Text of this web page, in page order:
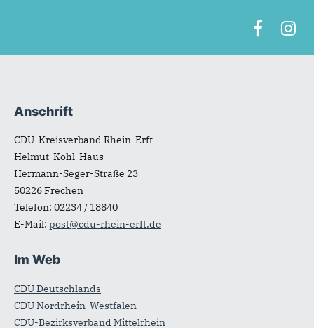
Fußbereich
Anschrift
CDU-Kreisverband Rhein-Erft
Helmut-Kohl-Haus
Hermann-Seger-Straße 23
50226Frechen
Telefon: 02234 / 18840
E-Mail: post@cdu-rhein-erft.de
Im Web
CDU Deutschlands
CDU Nordrhein-Westfalen
CDU-Bezirksverband Mittelrhein